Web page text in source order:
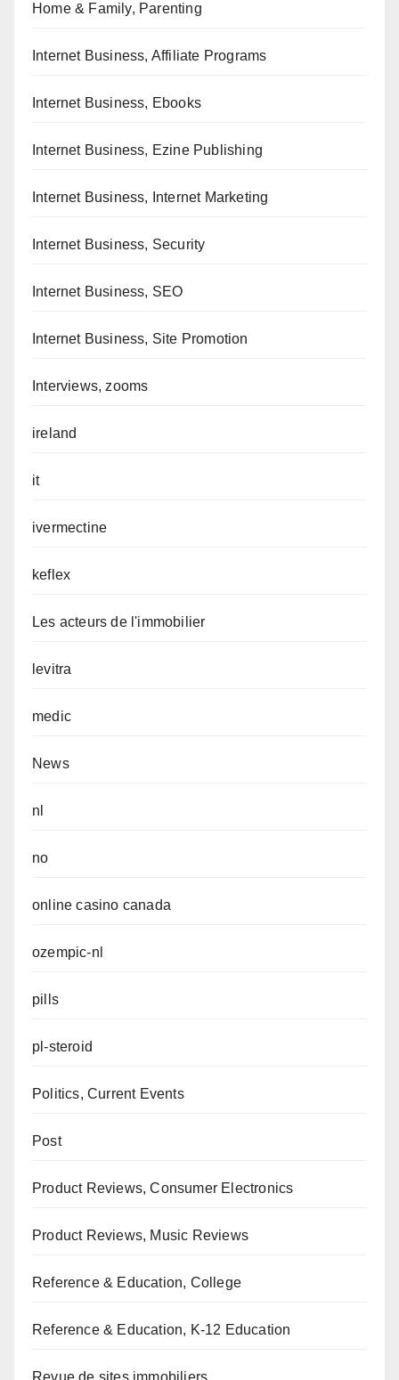
Home & Family, Parenting
Internet Business, Affiliate Programs
Internet Business, Ebooks
Internet Business, Ezine Publishing
Internet Business, Internet Marketing
Internet Business, Security
Internet Business, SEO
Internet Business, Site Promotion
Interviews, zooms
ireland
it
ivermectine
keflex
Les acteurs de l'immobilier
levitra
medic
News
nl
no
online casino canada
ozempic-nl
pills
pl-steroid
Politics, Current Events
Post
Product Reviews, Consumer Electronics
Product Reviews, Music Reviews
Reference & Education, College
Reference & Education, K-12 Education